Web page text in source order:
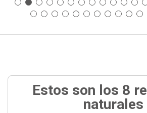
Estos son los 8
naturales